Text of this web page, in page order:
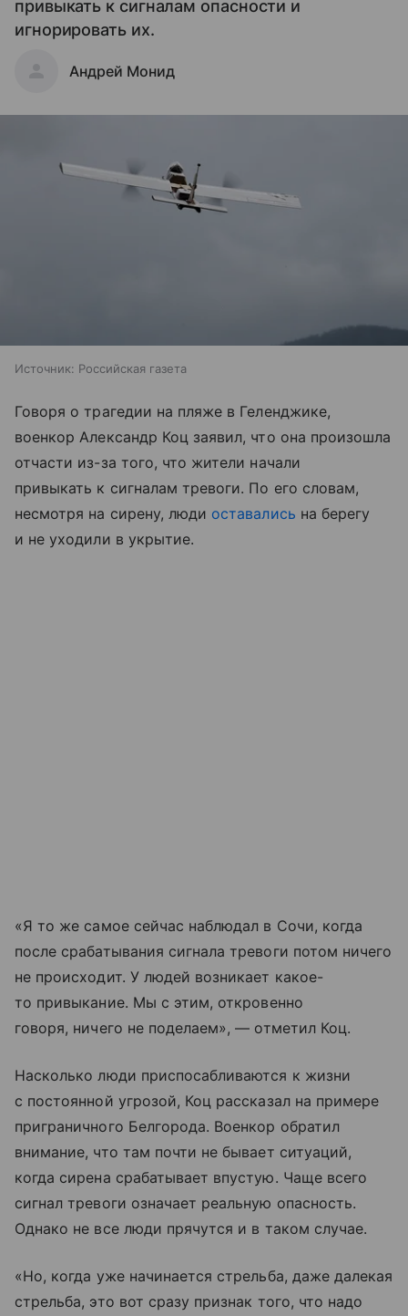
привыкать к сигналам опасности и
игнорировать их.
Андрей Монид
Источник: Российская газета
Говоря о трагедии на пляже в Геленджике,
военкор Александр Коц заявил, что она произошла
отчасти из-за того, что жители начали
привыкать к сигналам тревоги. По его словам,
несмотря на сирену, люди оставались на берегу
и не уходили в укрытие.
«Я то же самое сейчас наблюдал в Сочи, когда
после срабатывания сигнала тревоги потом ничего
не происходит. У людей возникает какое-
то привыкание. Мы с этим, откровенно
говоря, ничего не поделаем», — отметил Коц.
Насколько люди приспосабливаются к жизни
с постоянной угрозой, Коц рассказал на примере
приграничного Белгорода. Военкор обратил
внимание, что там почти не бывает ситуаций,
когда сирена срабатывает впустую. Чаще всего
сигнал тревоги означает реальную опасность.
Однако не все люди прячутся и в таком случае.
«Но, когда уже начинается стрельба, даже далекая
стрельба, это вот сразу признак того, что надо